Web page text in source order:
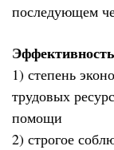
последующем
1) степень
трудовых
помощи
2) строгое